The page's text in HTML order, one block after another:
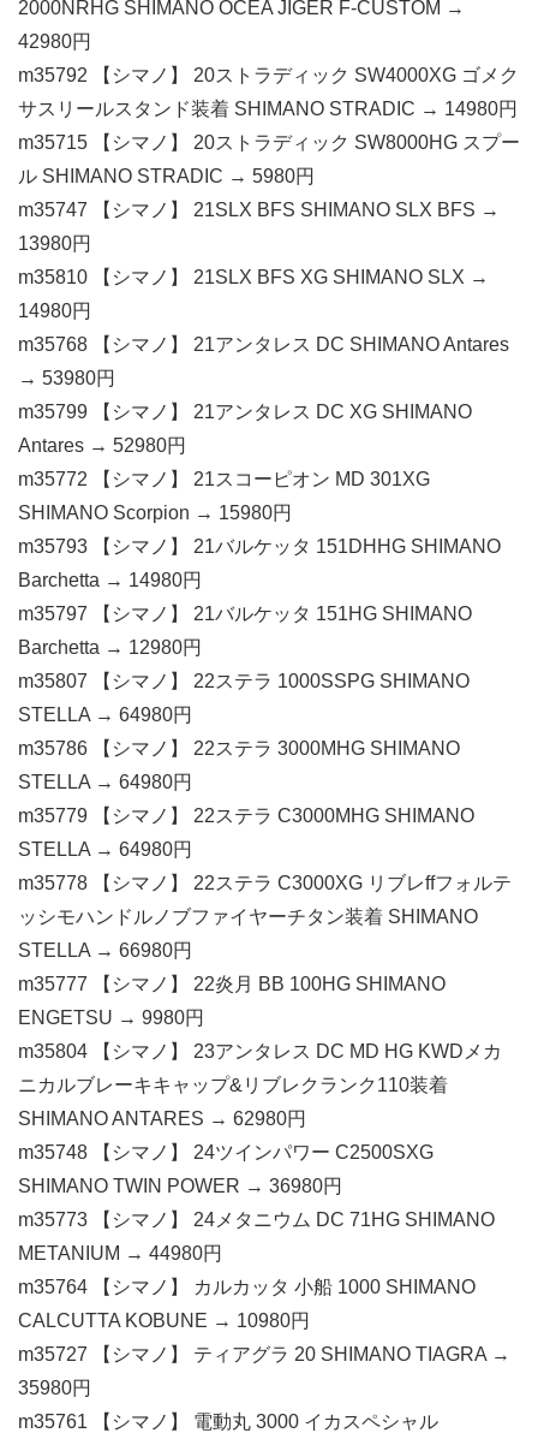
2000NRHG SHIMANO OCEA JIGER F-CUSTOM →
42980円
m35792 【シマノ】 20ストラディック SW4000XG ゴメク
サスリールスタンド装着 SHIMANO STRADIC → 14980円
m35715 【シマノ】 20ストラディック SW8000HG スプー
ル SHIMANO STRADIC → 5980円
m35747 【シマノ】 21SLX BFS SHIMANO SLX BFS →
13980円
m35810 【シマノ】 21SLX BFS XG SHIMANO SLX →
14980円
m35768 【シマノ】 21アンタレス DC SHIMANO Antares
→ 53980円
m35799 【シマノ】 21アンタレス DC XG SHIMANO
Antares → 52980円
m35772 【シマノ】 21スコーピオン MD 301XG
SHIMANO Scorpion → 15980円
m35793 【シマノ】 21バルケッタ 151DHHG SHIMANO
Barchetta → 14980円
m35797 【シマノ】 21バルケッタ 151HG SHIMANO
Barchetta → 12980円
m35807 【シマノ】 22ステラ 1000SSPG SHIMANO
STELLA → 64980円
m35786 【シマノ】 22ステラ 3000MHG SHIMANO
STELLA → 64980円
m35779 【シマノ】 22ステラ C3000MHG SHIMANO
STELLA → 64980円
m35778 【シマノ】 22ステラ C3000XG リブレffフォルテ
ッシモハンドルノブファイヤーチタン装着 SHIMANO
STELLA → 66980円
m35777 【シマノ】 22炎月 BB 100HG SHIMANO
ENGETSU → 9980円
m35804 【シマノ】 23アンタレス DC MD HG KWDメカ
ニカルブレーキキャップ&リブレクランク110装着
SHIMANO ANTARES → 62980円
m35748 【シマノ】 24ツインパワー C2500SXG
SHIMANO TWIN POWER → 36980円
m35773 【シマノ】 24メタニウム DC 71HG SHIMANO
METANIUM → 44980円
m35764 【シマノ】 カルカッタ 小船 1000 SHIMANO
CALCUTTA KOBUNE → 10980円
m35727 【シマノ】 ティアグラ 20 SHIMANO TIAGRA →
35980円
m35761 【シマノ】 電動丸 3000 イカスペシャル